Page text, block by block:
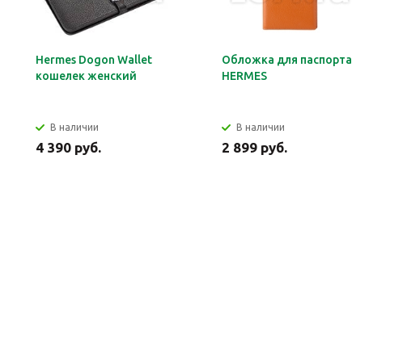
Hermes Dogon Wallet
кошелек женский
В наличии
4 390 руб.
Обложка для паспорта
HERMES
В наличии
2 899 руб.